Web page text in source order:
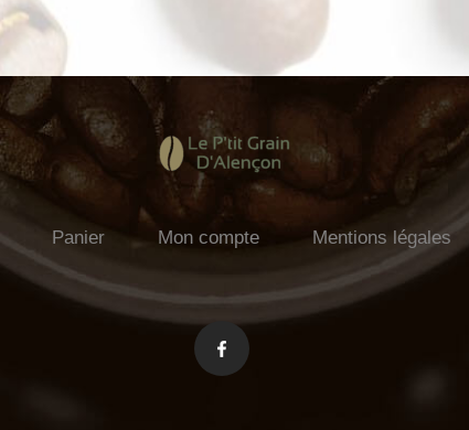
Panier Mon compte Mentions légales